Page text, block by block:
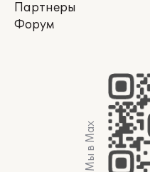
Партнеры
Форум
Мы в Max